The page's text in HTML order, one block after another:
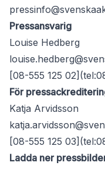
Pressansvarig
Louise Hedberg
[08-555 125
För
Katja Arvidsson
[08-555 125
Ladda ner